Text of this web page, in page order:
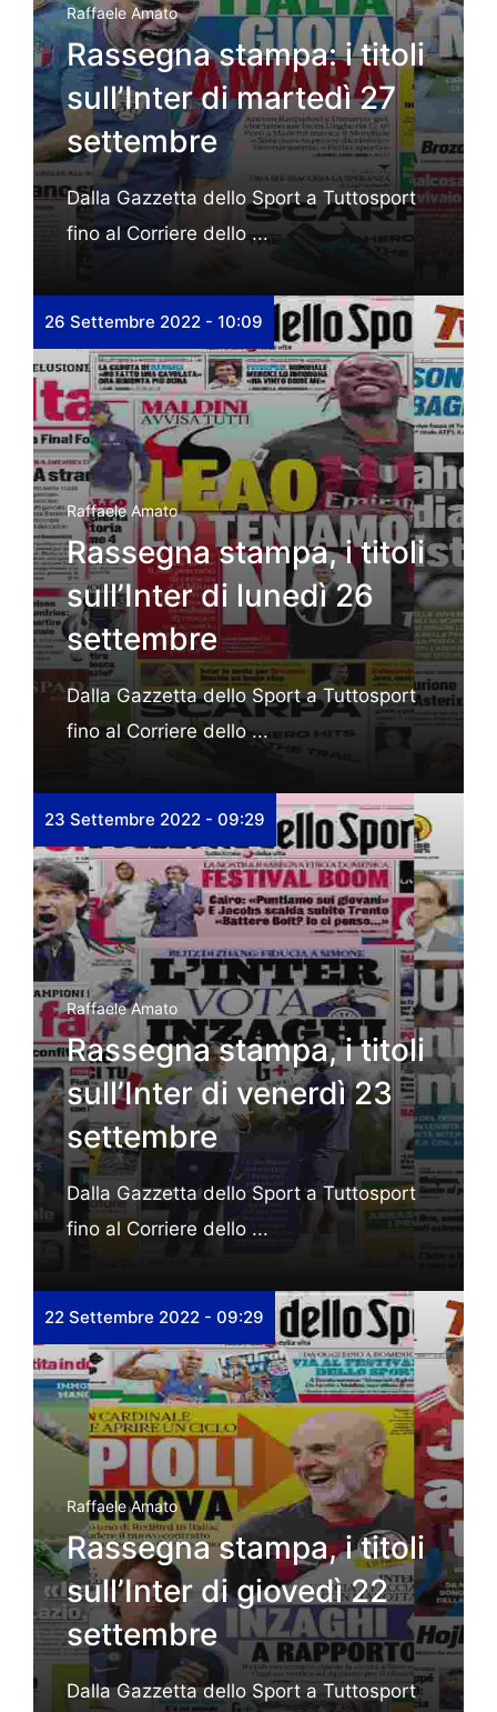
Raffaele Amato
Rassegna stampa: i titoli
sull’Inter di martedì 27
settembre
Dalla Gazzetta dello Sport a Tuttosport
fino al Corriere dello ...
26 Settembre 2022 - 10:09
Raffaele Amato
Rassegna stampa, i titoli
sull’Inter di lunedì 26
settembre
Dalla Gazzetta dello Sport a Tuttosport
fino al Corriere dello ...
23 Settembre 2022 - 09:29
Raffaele Amato
Rassegna stampa, i titoli
sull’Inter di venerdì 23
settembre
Dalla Gazzetta dello Sport a Tuttosport
fino al Corriere dello ...
22 Settembre 2022 - 09:29
Raffaele Amato
Rassegna stampa, i titoli
sull’Inter di giovedì 22
settembre
Dalla Gazzetta dello Sport a Tuttosport